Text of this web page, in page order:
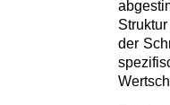
der